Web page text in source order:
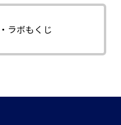
ラボもくじ